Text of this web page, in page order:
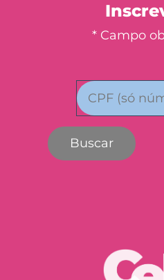
* Campo
Buscar